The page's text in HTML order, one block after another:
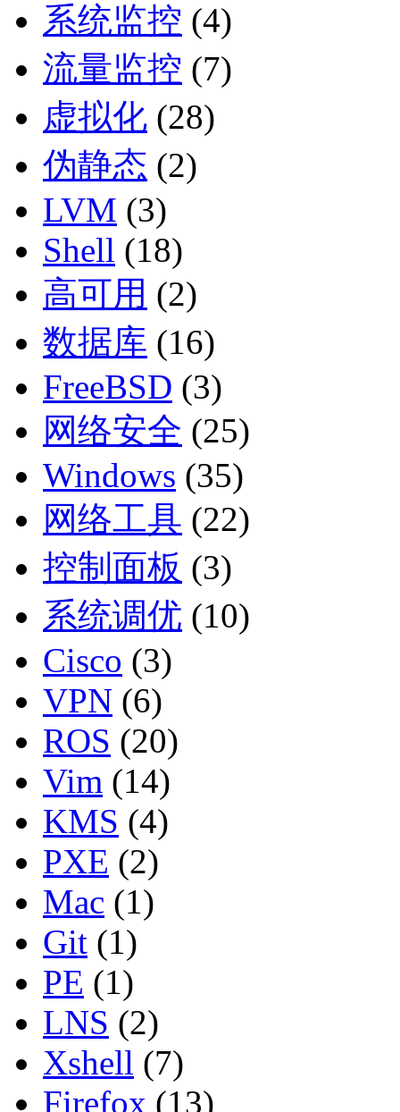
系统监控 (4)
流量监控 (7)
虚拟化 (28)
伪静态 (2)
LVM (3)
Shell (18)
高可用 (2)
数据库 (16)
FreeBSD (3)
网络安全 (25)
Windows (35)
网络工具 (22)
控制面板 (3)
系统调优 (10)
Cisco (3)
VPN (6)
ROS (20)
Vim (14)
KMS (4)
PXE (2)
Mac (1)
Git (1)
PE (1)
LNS (2)
Xshell (7)
Firefox (13)